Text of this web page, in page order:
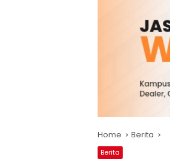
Home Berita
Berita